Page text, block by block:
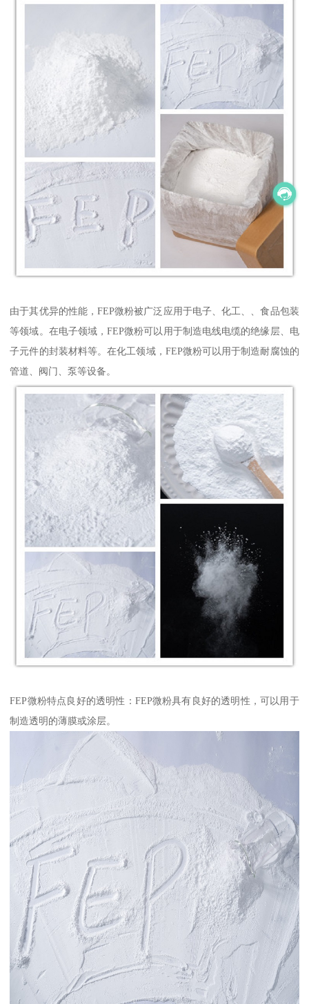
由于其优异的性能，FEP微粉被广泛应用于电子、化工、、食品包装
等领域。在电子领域，FEP微粉可以用于制造电线电缆的绝缘层、电
子元件的封装材料等。在化工领域，FEP微粉可以用于制造耐腐蚀的
管道、阀门、泵等设备。
FEP微粉特点良好的透明性：FEP微粉具有良好的透明性，可以用于
制造透明的薄膜或涂层。